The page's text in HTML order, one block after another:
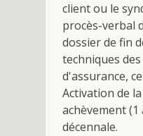
client ou le
procès-verbal
dossier de fin
techniques
d'assurance,
Activation de
achèvement
décennale.